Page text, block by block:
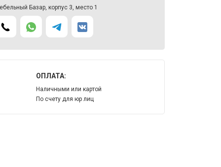
Базар, корпус 3, место 1
ОПЛАТА:
Наличными или картой
По счету для юр лиц